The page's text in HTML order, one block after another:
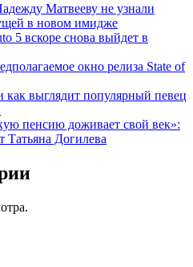
Матвееву не узнали
в новом имидже
5 вскоре снова выйдет в
окно релиза State of
как выглядит популярный певец
пенсию доживает свой век»:
Татьяна Догилева